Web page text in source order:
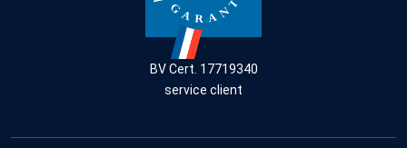
BV Cert. 17719340
service client